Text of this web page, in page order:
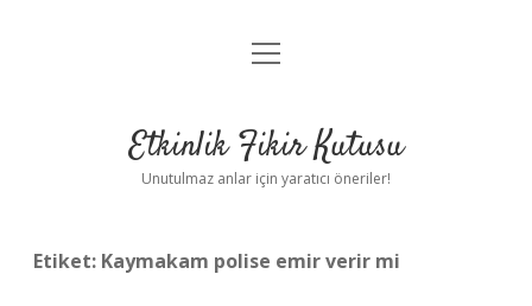
Anasayfa
Yasal Uyarı
menüyü
Etkinlik Fikir Kutusu
Unutulmaz anlar için yaratıcı öneriler!
Etiket: Kaymakam polise emir verir mi